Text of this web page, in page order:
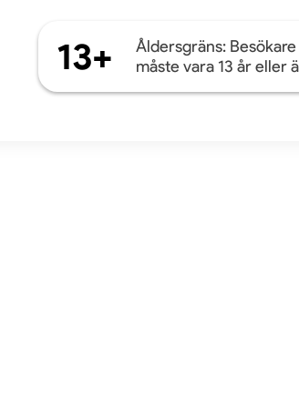
13+
Åldersgräns:
måste vara 13 år eller